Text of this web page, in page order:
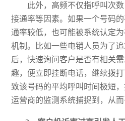
此外，高频不仅指呼叫次
接通率等因素。如果一个号码
通率较低，也可能被系统认定
机制。比如一些电销人员为了
后，快速询问客户是否有相关
趣，便立即挂断电话，继续拨
致该号码的平均呼叫时间极短
运营商的监测系统捕捉到，从而